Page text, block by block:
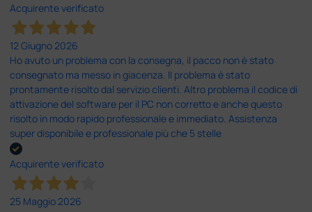
Acquirente verificato
12 Giugno 2026
Ho avuto un problema con la consegna, il pacco non è stato
consegnato ma messo in giacenza. Il problema è stato
prontamente risolto dal servizio clienti. Altro problema il codice di
attivazione del software per il PC non corretto e anche questo
risolto in modo rapido professionale e immediato. Assistenza
super disponibile e professionale più che 5 stelle
Acquirente verificato
25 Maggio 2026